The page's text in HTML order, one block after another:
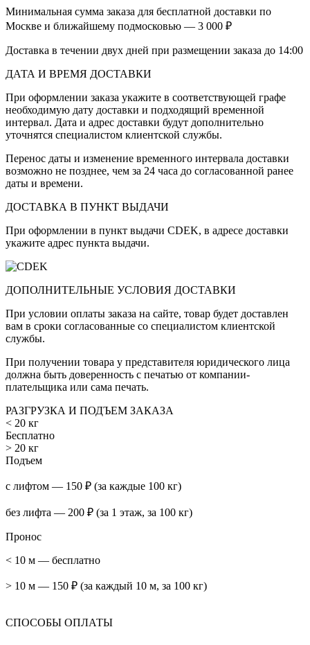
Минимальная сумма заказа для бесплатной доставки по
Москве и ближайшему подмосковью — 3 000 ₽
Доставка в течении двух дней при размещении заказа до 14:00
ДАТА И ВРЕМЯ ДОСТАВКИ
При оформлении заказа укажите в соответствующей графе
необходимую дату доставки и подходящий временной
интервал. Дата и адрес доставки будут дополнительно
уточнятся специалистом клиентской службы.
Перенос даты и изменение временного интервала доставки
возможно не позднее, чем за 24 часа до согласованной ранее
даты и времени.
ДОСТАВКА В ПУНКТ ВЫДАЧИ
При оформлении в пункт выдачи CDEK, в адресе доставки
укажите адрес пункта выдачи.
ДОПОЛНИТЕЛЬНЫЕ УСЛОВИЯ ДОСТАВКИ
При условии оплаты заказа на сайте, товар будет доставлен
вам в сроки согласованные со специалистом клиентской
службы.
При получении товара у представителя юридического лица
должна быть доверенность с печатью от компании-
плательщика или сама печать.
РАЗГРУЗКА И ПОДЪЕМ ЗАКАЗА
< 20 кг
Бесплатно
> 20 кг
Подъем
с лифтом — 150 ₽ (за каждые 100 кг)
без лифта — 200 ₽ (за 1 этаж, за 100 кг)
Пронос
< 10 м — бесплатно
> 10 м — 150 ₽ (за каждый 10 м, за 100 кг)
СПОСОБЫ ОПЛАТЫ